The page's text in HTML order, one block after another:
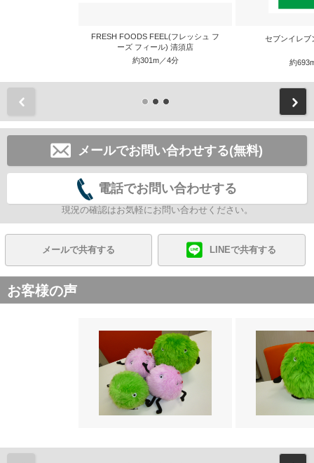
FRESH FOODS FEEL(フレッシュ フ
ーズ フィール) 清須店
約301m／4分
セブンイレブ
約
メールでお問い合わせする(無料)
電話でお問い合わせする
現況の確認はお気軽にお問い合わせください。
メールで共有する LINEで共有する
お客様の声